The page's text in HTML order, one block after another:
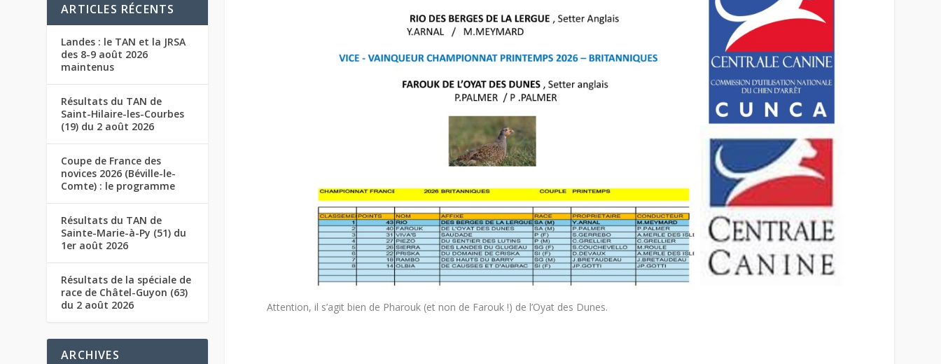
Attention, il s’agit bien de Pharouk (et non de Farouk !) de l’Oyat des Dunes.
ARTICLES RÉCENTS
Landes : le TAN et la JRSA
des 8-9 août 2026
maintenus
Résultats du TAN de
Saint-Hilaire-les-Courbes
(19) du 2 août 2026
Coupe de France des
novices 2026 (Béville-le-
Comte) : le programme
Résultats du TAN de
Sainte-Marie-à-Py (51) du
1er août 2026
Résultats de la spéciale de
race de Châtel-Guyon (63)
du 2 août 2026
ARCHIVES